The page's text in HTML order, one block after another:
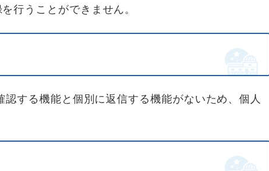
行うことができません。
する機能と個別に返信する機能がないため、個人